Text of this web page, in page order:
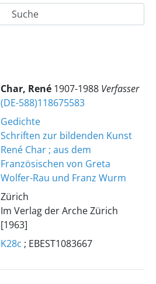
Char, René 1907-1988 Verfasser
(DE-588)118675583
Gedichte
Schriften zur bildenden Kunst
René Char ; aus dem
Französischen von Greta
Wolfer-Rau und Franz Wurm
Zürich
Im Verlag der Arche Zürich
[1963]
K28c ; EBEST1083667